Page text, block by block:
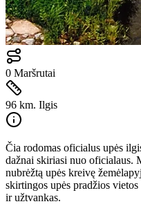
0 Maršrutai
96 km. Ilgis
Čia rodomas oficialus upės
dažnai skiriasi nuo oficialaus.
nubrėžtą upės kreivę
skirtingos upės pradžios
ir užtvankas.